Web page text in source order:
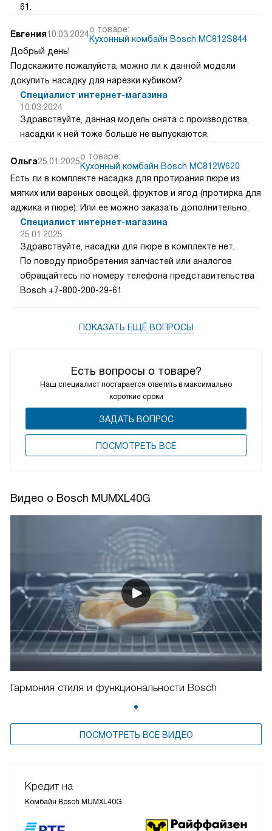
Есть вопросы о товаре?
Наш специалист постарается ответить в максимально
короткие сроки
ЗАДАТЬ ВОПРОС
ПОCМОТРЕТЬ ВСЕ
61.
Евгения10.03.2024о товаре:
Кухонный комбайн Bosch MC812S844
Добрый день!
Подскажите пожалуйста, можно ли к данной модели
докупить насадку для нарезки кубиком?
Специалист интернет-магазина
10.03.2024
Здравствуйте, данная модель снята с производства,
насадки к ней тоже больше не выпускаются.
Ольга25.01.2025о товаре:
Кухонный комбайн Bosch MC812W620
Есть ли в комплекте насадка для протирания пюре из
мягких или вареных овощей, фруктов и ягод (протирка для
аджика и пюре). Или ее можно заказать дополнительно,
Специалист интернет-магазина
25.01.2025
Здравствуйте, насадки для пюре в комплекте нет.
По поводу приобретения запчастей или аналогов
обращайтесь по номеру телефона представительства
Bosch +7-800-200-29-61.
ПОКАЗАТЬ ЕЩЁ ВОПРОСЫ
Видео о Bosch MUMXL40G
Гармония стиля и функциональности Bosch
ПОСМОТРЕТЬ ВСЕ ВИДЕО
Кредит на
Комбайн Bosch MUMXL40G